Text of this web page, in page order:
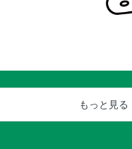
もっと見る